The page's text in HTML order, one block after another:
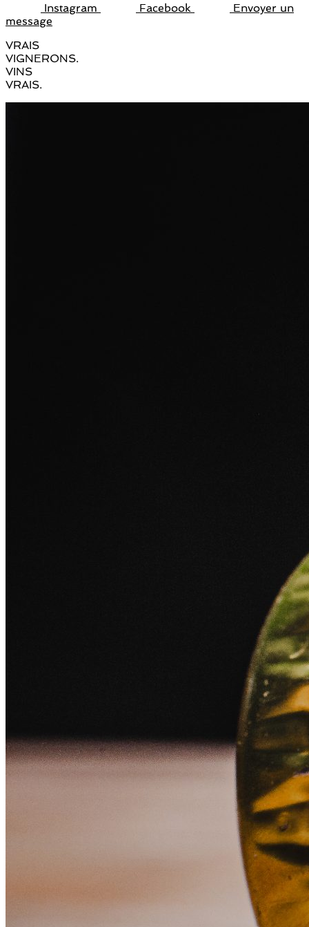
Instagram Facebook
Envoyer un
message
VRAIS
VIGNERONS.
VINS
VRAIS.